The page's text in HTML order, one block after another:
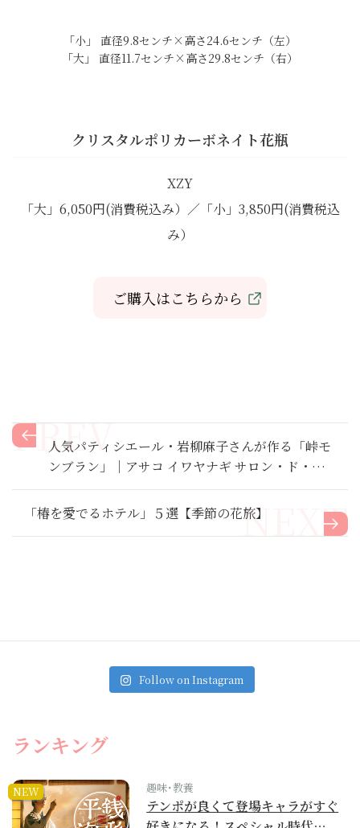
「小」 直径9.8センチ×高さ24.6センチ（左）
「大」 直径11.7センチ×高さ29.8センチ（右）
クリスタルポリカーボネイト花瓶
XZY
「大」6,050円(消費税込み）／「小」3,850円(消費税込
み）
ご購入はこちらから
人気パティシエール・岩柳麻子さんが作る「峠モ
ンブラン」｜アサコ イワヤナギ サロン・ド・テ
（東京・等々力）【モンブラン喫茶】
「椿を愛でるホテル」５選【季節の花旅】
Follow on Instagram
ランキング
NEW 趣味･教養
テンポが良くて登場キャラがすぐ